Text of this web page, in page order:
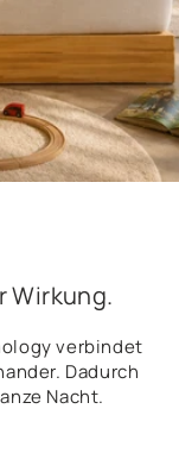
Wirkung.
verbindet
Dadurch
Nacht.